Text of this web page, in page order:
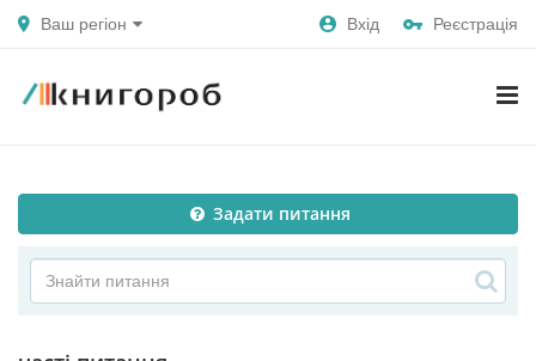
Ваш регіон Вхід Реєстрація
Задати питання